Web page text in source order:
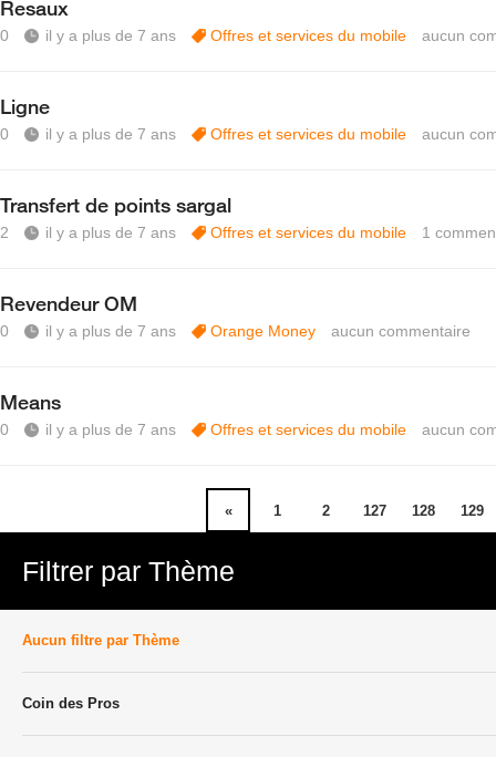
Resaux
0 il y a plus de 7 ans Offres et services du mobile aucun
Ligne
0 il y a plus de 7 ans Offres et services du mobile aucun
Transfert de points sargal
2 il y a plus de 7 ans Offres et services du mobile 1
Revendeur OM
0 il y a plus de 7 ans Orange Money aucun commentaire
Means
0 il y a plus de 7 ans Offres et services du mobile aucun
« 1 2 127 128 129
Filtrer par Thème
Aucun filtre par Thème
Coin des Pros